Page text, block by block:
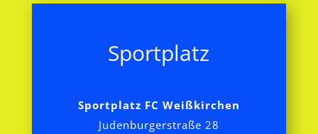
Sportplatz
Sportplatz FC Weißkirchen
Judenburgerstraße 28